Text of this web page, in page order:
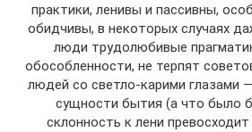
практики, ленивы и пассивны,
обидчивы, в некоторых случаях
люди трудолюбивые
обособленности, не терпят
людей со светло-карими глазами
сущности бытия (а что было
склонность к лени